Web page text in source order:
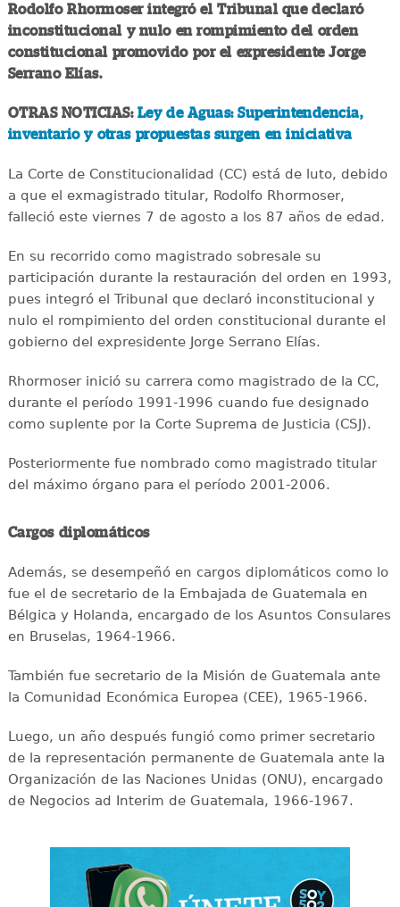
Rodolfo Rhormoser integró el Tribunal que declaró
inconstitucional y nulo en rompimiento del orden
constitucional promovido por el expresidente Jorge
Serrano Elías.
OTRAS NOTICIAS: Ley de Aguas: Superintendencia,
inventario y otras propuestas surgen en iniciativa
La Corte de Constitucionalidad (CC) está de luto, debido
a que el exmagistrado titular, Rodolfo Rhormoser,
falleció este viernes 7 de agosto a los 87 años de edad.
En su recorrido como magistrado sobresale su
participación durante la restauración del orden en 1993,
pues integró el Tribunal que declaró inconstitucional y
nulo el rompimiento del orden constitucional durante el
gobierno del expresidente Jorge Serrano Elías.
Rhormoser inició su carrera como magistrado de la CC,
durante el período 1991-1996 cuando fue designado
como suplente por la Corte Suprema de Justicia (CSJ).
Posteriormente fue nombrado como magistrado titular
del máximo órgano para el período 2001-2006.
Cargos diplomáticos
Además, se desempeñó en cargos diplomáticos como lo
fue el de secretario de la Embajada de Guatemala en
Bélgica y Holanda, encargado de los Asuntos Consulares
en Bruselas, 1964-1966.
También fue secretario de la Misión de Guatemala ante
la Comunidad Económica Europea (CEE), 1965-1966.
Luego, un año después fungió como primer secretario
de la representación permanente de Guatemala ante la
Organización de las Naciones Unidas (ONU), encargado
de Negocios ad Interim de Guatemala, 1966-1967.